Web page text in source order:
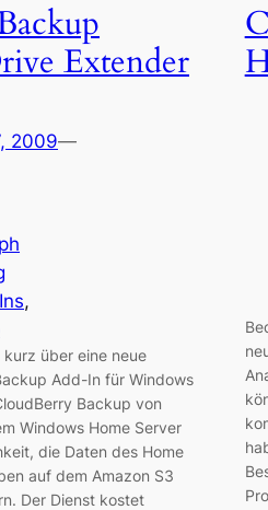
Extender
2009—
über eine neue
Add-In für Windows
Backup von
Windows Home Server
die Daten des Home
auf dem Amazon S3
Der Dienst kostet